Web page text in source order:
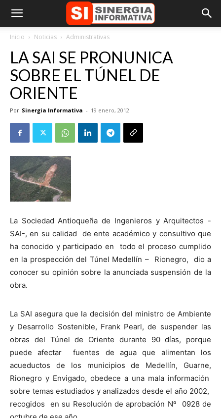
Inicio Noticias Administrativas
LA SAI SE PRONUNICA
SOBRE EL TÚNEL DE
ORIENTE
Por Sinergia Informativa - 19 enero, 2012
La Sociedad Antioqueña de Ingenieros y Arquitectos -
SAI-, en su calidad de ente académico y consultivo que
ha conocido y participado en todo el proceso cumplido
en la prospección del Túnel Medellín – Rionegro, dio a
conocer su opinión sobre la anunciada suspensión de la
obra.
La SAI asegura que la decisión del ministro de Ambiente
y Desarrollo Sostenible, Frank Pearl, de suspender las
obras del Túnel de Oriente durante 90 días, porque
puede afectar fuentes de agua que alimentan los
acueductos de los municipios de Medellín, Guarne,
Rionegro y Envigado, obedece a una mala información
sobre temas estudiados y analizados desde el año 2002,
recogidos en su Resolución de aprobación Nº 0928 de